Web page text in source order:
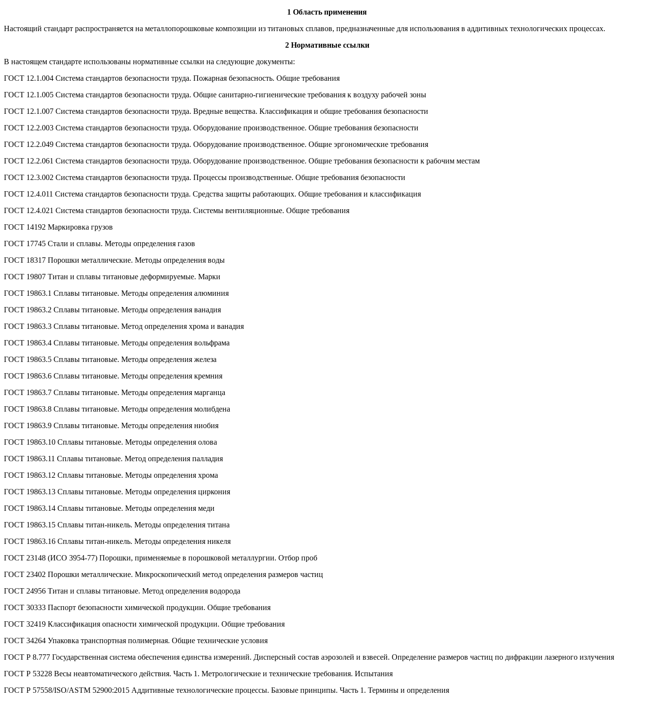
1 Область применения
Настоящий стандарт распространяется на металлопорошковые композиции из титановых сплавов, предназначенные для использования в аддитивных технологических процессах.
2 Нормативные ссылки
В настоящем стандарте использованы нормативные ссылки на следующие документы:
ГОСТ 12.1.004 Система стандартов безопасности труда. Пожарная безопасность. Общие требования
ГОСТ 12.1.005 Система стандартов безопасности труда. Общие санитарно-гигиенические требования к воздуху рабочей зоны
ГОСТ 12.1.007 Система стандартов безопасности труда. Вредные вещества. Классификация и общие требования безопасности
ГОСТ 12.2.003 Система стандартов безопасности труда. Оборудование производственное. Общие требования безопасности
ГОСТ 12.2.049 Система стандартов безопасности труда. Оборудование производственное. Общие эргономические требования
ГОСТ 12.2.061 Система стандартов безопасности труда. Оборудование производственное. Общие требования безопасности к рабочим местам
ГОСТ 12.3.002 Система стандартов безопасности труда. Процессы производственные. Общие требования безопасности
ГОСТ 12.4.011 Система стандартов безопасности труда. Средства защиты работающих. Общие требования и классификация
ГОСТ 12.4.021 Система стандартов безопасности труда. Системы вентиляционные. Общие требования
ГОСТ 14192 Маркировка грузов
ГОСТ 17745 Стали и сплавы. Методы определения газов
ГОСТ 18317 Порошки металлические. Методы определения воды
ГОСТ 19807 Титан и сплавы титановые деформируемые. Марки
ГОСТ 19863.1 Сплавы титановые. Методы определения алюминия
ГОСТ 19863.2 Сплавы титановые. Методы определения ванадия
ГОСТ 19863.3 Сплавы титановые. Метод определения хрома и ванадия
ГОСТ 19863.4 Сплавы титановые. Методы определения вольфрама
ГОСТ 19863.5 Сплавы титановые. Методы определения железа
ГОСТ 19863.6 Сплавы титановые. Методы определения кремния
ГОСТ 19863.7 Сплавы титановые. Методы определения марганца
ГОСТ 19863.8 Сплавы титановые. Методы определения молибдена
ГОСТ 19863.9 Сплавы титановые. Методы определения ниобия
ГОСТ 19863.10 Сплавы титановые. Методы определения олова
ГОСТ 19863.11 Сплавы титановые. Метод определения палладия
ГОСТ 19863.12 Сплавы титановые. Методы определения хрома
ГОСТ 19863.13 Сплавы титановые. Методы определения циркония
ГОСТ 19863.14 Сплавы титановые. Методы определения меди
ГОСТ 19863.15 Сплавы титан-никель. Методы определения титана
ГОСТ 19863.16 Сплавы титан-никель. Методы определения никеля
ГОСТ 23148 (ИСО 3954-77) Порошки, применяемые в порошковой металлургии. Отбор проб
ГОСТ 23402 Порошки металлические. Микроскопический метод определения размеров частиц
ГОСТ 24956 Титан и сплавы титановые. Метод определения водорода
ГОСТ 30333 Паспорт безопасности химической продукции. Общие требования
ГОСТ 32419 Классификация опасности химической продукции. Общие требования
ГОСТ 34264 Упаковка транспортная полимерная. Общие технические условия
ГОСТ Р 8.777 Государственная система обеспечения единства измерений. Дисперсный состав аэрозолей и взвесей. Определение размеров частиц по дифракции лазерного излучения
ГОСТ Р 53228 Весы неавтоматического действия. Часть 1. Метрологические и технические требования. Испытания
ГОСТ Р 57558/ISO/ASTM 52900:2015 Аддитивные технологические процессы. Базовые принципы. Часть 1. Термины и определения